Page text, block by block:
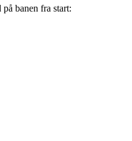
banen fra start: